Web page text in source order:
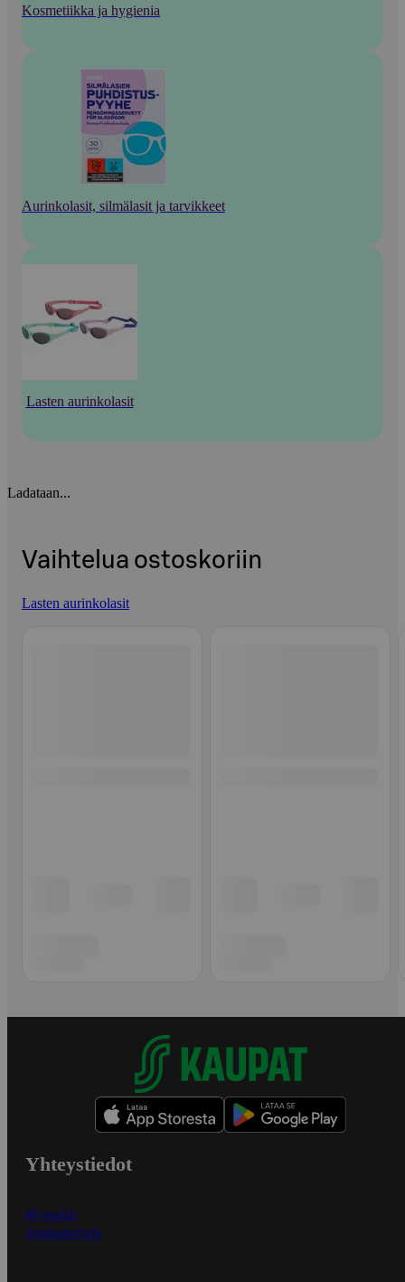
Kosmetiikka ja hygienia
Aurinkolasit, silmälasit ja tarvikkeet
Lasten aurinkolasit
Ladataan...
Vaihtelua ostoskoriin
Lasten aurinkolasit
Yhteystiedot
Myymälät
Asiakaspalvelu